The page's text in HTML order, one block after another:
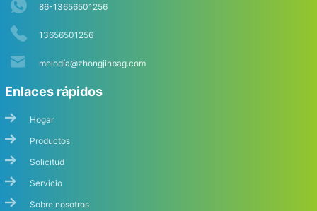
Iniciar chat
86-13656501256
13656501256
melodía@zhongjinbag.com
Enlaces rápidos
Hogar
Productos
Solicitud
Servicio
Sobre nosotros